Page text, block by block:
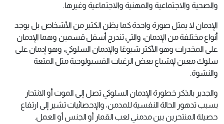
والصحية والاجتماعية والمهنية والاجتماعية وغيرها.
الإدمان لا يمثل صورة واحدة كما يظن الكثير من الأشخاص بل يوجد
أنواع مختلفة من الإدمان، والتي تندرج أسفل قسمين وهما الإدمان
على المخدرات وهو الأكثر شيوعًا والإدمان السلوكي، وهو إدمان على
سلوك معين لإشباع بعض الرغبات الفسيولوجية مثل المتعة
والنشوة.
والجدير بالذكر خطورة الإدمان السلوكي تصل إلى الموت أو الانتحار
بسبب تدهور الحالة النفسية للمدمن، والإحصائيات تشير إلى ارتفاع
حصيلة المنتحرين بين مدمني لعب القمار أو الجنس أو العمل.